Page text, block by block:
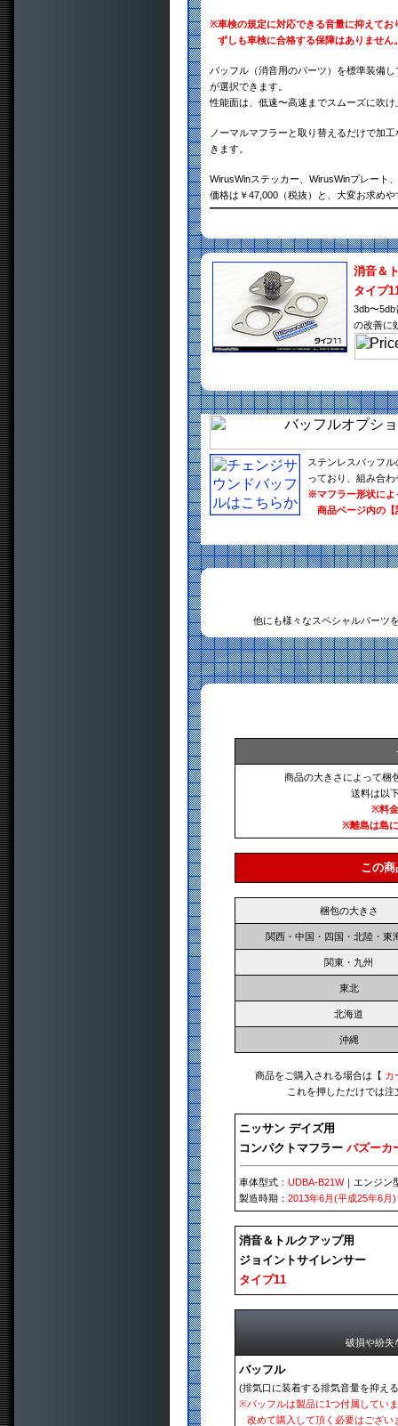
※車検の規定に対応できる音量に抑えて
ずしも車検に合格する保障はありませ
バッフル（消音用のパーツ）を標準装備
が選択できます。
性能面は、低速〜高速までスムーズに吹
ノーマルマフラーと取り替えるだけで加
きます。
WirusWinステッカー、WirusWinプレート
価格は￥47,000（税抜）と、大変お求め
消音＆
タイプ
3db〜
の改善に
ステンレスバッフ
っており、組み合
※マフラー形状によ
商品ページ内の【
他にも様々なスペシャルパーツ
商品の大きさによって梱
送料は以
※料
※離島は島
この
梱包の大きさ
関西・中国・四国・北陸・東
関東・九州
東北
北海道
沖縄
商品をご購入される場合は【 カ
これを押しただけでは
ニッサン デイズ用
コンパクトマフラーバズーカ
車体型式：UDBA-B21W｜エンジン
製造時期：2013年6月(平成25年6月)
消音＆トルクアップ用
ジョイントサイレンサー
タイプ11
破損や紛失
バッフル
(排気口に装着する排気音量を抑え
※バッフルは製品に1つ付属してい
改めて購入して頂く必要はござい